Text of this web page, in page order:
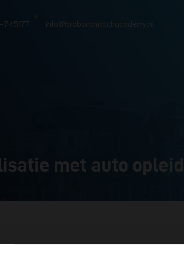
info@brabantmatchacademy.nl
met auto